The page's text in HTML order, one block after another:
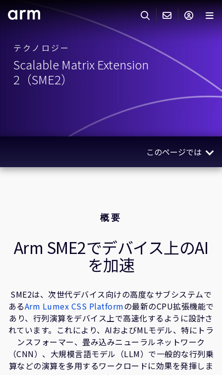
Skip to Main Content
Skip to Footer
ARMのお問い合わせ
サポート
IP サポート
企業様向けFlexible Access
その他のお問い合わせ
研究連携
セキュリティ脆弱性の報告
グローバル本社
110 Fulbourn Road
Cambridge, UK
CB1 9NJ
Tel: + 44(1223) 400 400 [main reception]
Armアカウント
製品
分野
テクノロジー
Scalable Matrix Extension
2（SME2）
このページでは
概要
関連情報
概要
Arm SME2でデバイス上のAI
を加速
SME2は、次世代デバイス向けの高度なサブシステムで
あるArm Lumex CSS Platformの最新のCPU拡張機能で
あり、行列演算をデバイス上で高速化するように設計さ
れています。これにより、AIおよびMLモデル、特にトラ
ンスフォーマー、畳み込みニューラルネットワーク
（CNN）、大規模言語モデル（LLM）で一般的な行列乗
算などの演算を多用するワークロードに効果を発揮しま